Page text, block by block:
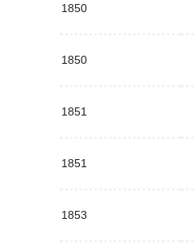
1850
1850
1851
1851
1853